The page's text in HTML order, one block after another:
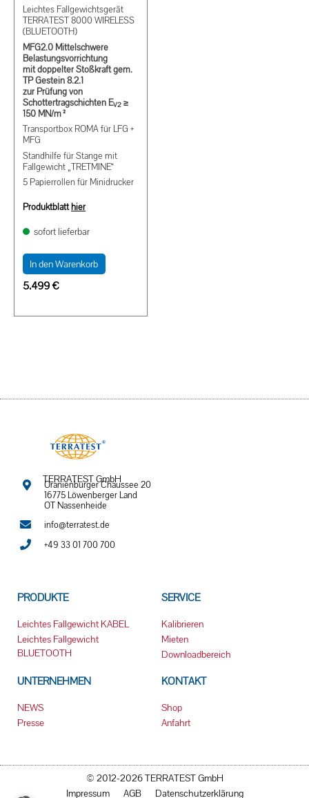
Leichtes Fallgewichtsgerät
TERRATEST 8000 WIRELESS
(BLUETOOTH)
MFG2.0 Mittelschwere
Belastungsvorrichtung
mit doppelter Stoßkraft gem.
TP Gestein 8.2.1
zur Prüfung von
Schottertragschichten EV2 ≥
150 MN/m²
Transportbox ROMA für LFG +
MFG
Standhilfe für Stange mit
Fallgewicht „TRETMINE“
5 Papierrollen für Minidrucker
Produktblatthier
sofort lieferbar
In den Warenkorb
5.499€
TERRATEST GmbH
Oranienburger Chaussee 20
16775 Löwenberger Land
OT Nassenheide
info@terratest.de
+49 33 01 700 700
PRODUKTE
Leichtes Fallgewicht KABEL
Leichtes Fallgewicht
BLUETOOTH
SERVICE
Kalibrieren
Mieten
Downloadbereich
UNTERNEHMEN
NEWS
Presse
KONTAKT
Shop
Anfahrt
© 2012-2026 TERRATEST GmbH
Impressum
AGB Datenschutzerklärung